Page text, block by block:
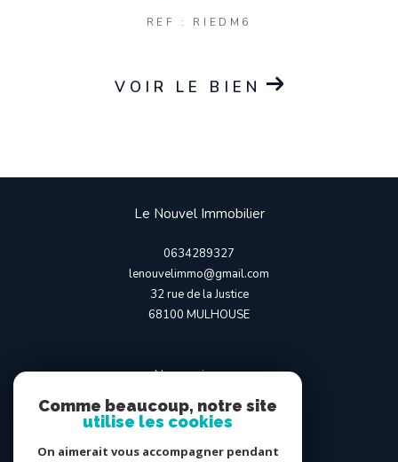
REF : RIEDM6
VOIR LE BIEN
Le Nouvel Immobilier
0634289327
lenouvelimmo@gmail.com
32 rue de la Justice
68100
MULHOUSE
Nous suivre sur
Comme beaucoup, notre site
utilise les cookies
On aimerait vous accompagner pendant